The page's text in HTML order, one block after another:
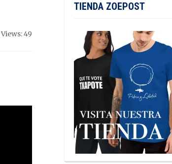
Views: 49
TIENDA ZOEPOST